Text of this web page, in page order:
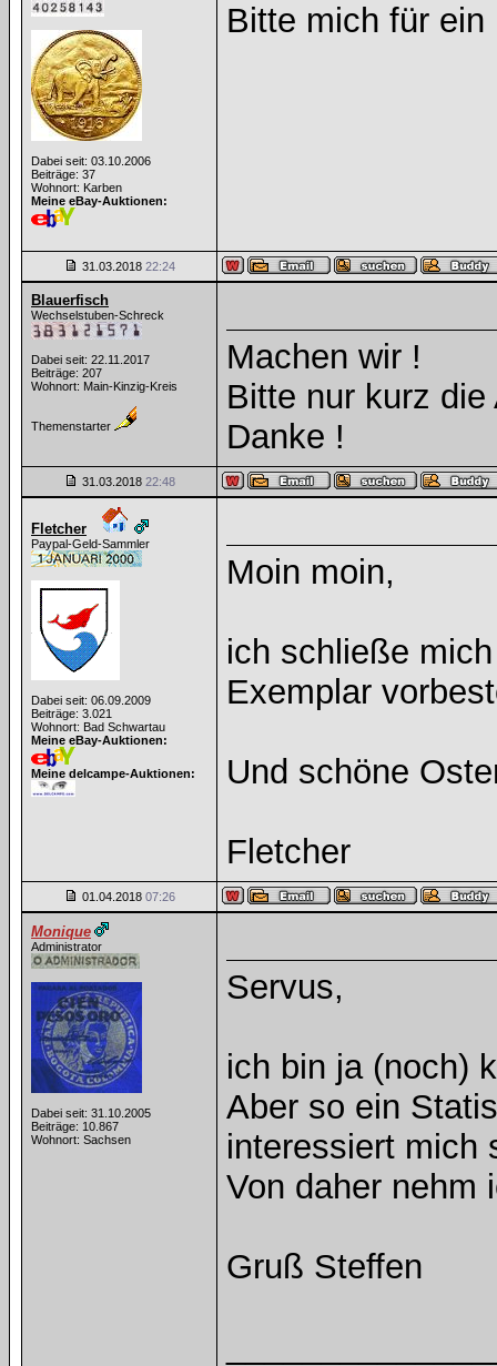
Dabei seit: 03.10.2006
Beiträge: 37
Wohnort: Karben
Meine eBay-Auktionen:
Bitte mich für
31.03.2018 22:24
Blauerfisch
Wechselstuben-Schreck
Dabei seit: 22.11.2017
Beiträge: 207
Wohnort: Main-Kinzig-Kreis
Themenstarter
Machen wir !
Bitte nur kurz
Danke !
31.03.2018 22:48
Fletcher
Paypal-Geld-Sammler
Dabei seit: 06.09.2009
Beiträge: 3.021
Wohnort: Bad Schwartau
Meine eBay-Auktionen:
Meine delcampe-Auktionen:
Moin moin,
ich schließe
Exemplar
Und schöne
Fletcher
01.04.2018 07:26
Monique
Administrator
Dabei seit: 31.10.2005
Beiträge: 10.867
Wohnort: Sachsen
Servus,
ich bin ja (noch)
Aber so ein
interessiert mich
Von daher nehm
Gruß Steffen